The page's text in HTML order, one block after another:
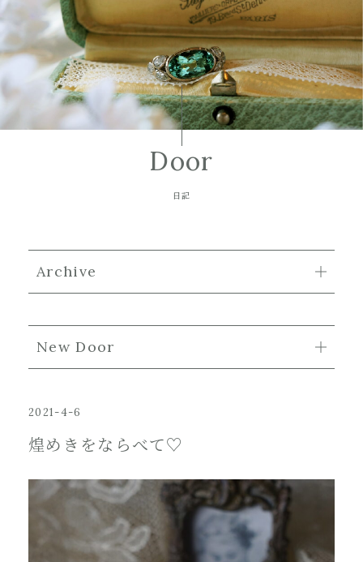
Door
日記
Archive
New Door
2021-4-6
煌めきをならべて♡